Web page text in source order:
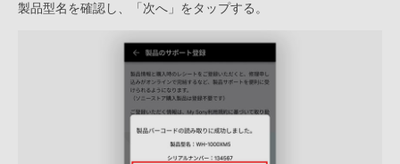
製品型名を確認し、「次へ」をタップする。